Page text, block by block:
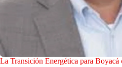
La Transición Energética para